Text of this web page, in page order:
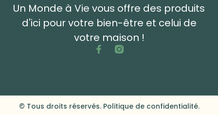
Un Monde à Vie vous offre des produits
d'ici pour votre bien-être et celui de
votre maison !
© Tous droits réservés. Politique de confidentialité.